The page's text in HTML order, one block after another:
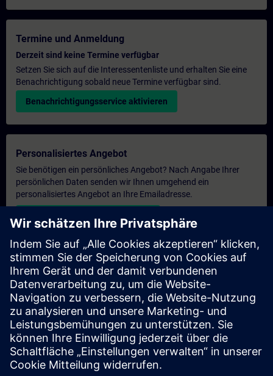
Termine und Anmeldung
Derzeit sind keine Termine verfügbar
Setzen Sie sich auf die Interessentenliste und erhalten Sie eine
Benachrichtigung sobald neue Termine verfügbar sind.
Benachrichtigungsservice aktivieren
Personalisiertes Angebot
Sie benötigen ein persönliches Angebot? Nach Angabe Ihrer
persönlichen Daten senden wir Ihnen umgehend ein
personalisiertes Angebot an Ihre Emailadresse.
Persönliches Angebot zusenden
Anfrage Exklusivtraining
Haben Sie Bedarf an einem höheren Schulungsangebot und
brauchen ein exklusives Training – entweder vor Ort bei Ihnen,
virtuell oder in einem SITRAIN Trainingscenter? Nachdem Sie
uns Ihre persönlichen Daten und Ihren Trainingsbedarf
übermittelt haben, bekommen Sie von uns ein Angebot für eine
exklusive Schulung.
Exklusives Angebot anfragen